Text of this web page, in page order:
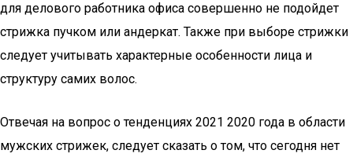
для делового работника офиса совершенно не подойдет
стрижка пучком или андеркат. Также при выборе стрижки
следует учитывать характерные особенности лица и
структуру самих волос.
Отвечая на вопрос о тенденциях 2021 2020 года в области
мужских стрижек, следует сказать о том, что сегодня нет